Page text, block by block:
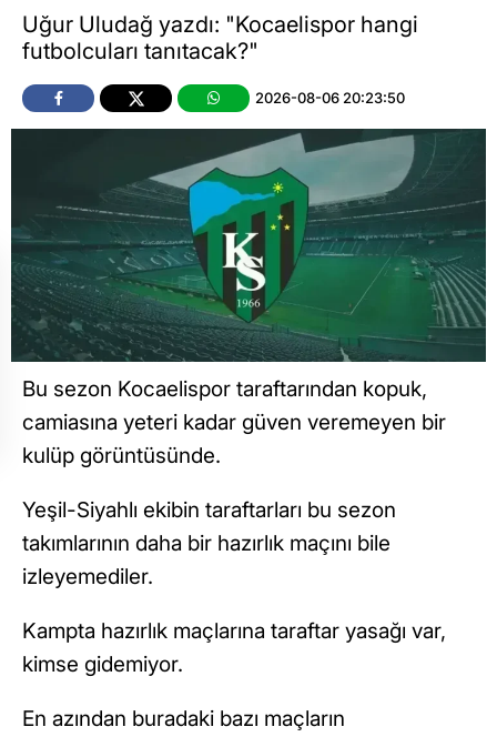
Uğur Uludağ yazdı: "Kocaelispor hangi
futbolcuları tanıtacak?"
2026-08-06 20:23:50
Bu sezon Kocaelispor taraftarından kopuk,
camiasına yeteri kadar güven veremeyen bir
kulüp görüntüsünde.
Yeşil-Siyahlı ekibin taraftarları bu sezon
takımlarının daha bir hazırlık maçını bile
izleyemediler.
Kampta hazırlık maçlarına taraftar yasağı var,
kimse gidemiyor.
En azından buradaki bazı maçların